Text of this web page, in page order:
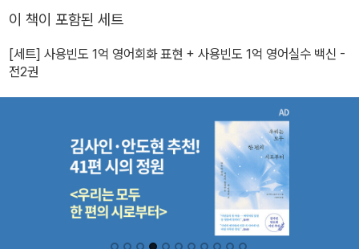
이 책이 포함된 세트
[세트] 사용빈도 1억 영어회화 표현 + 사용빈도 1억 영어실수 백신 -
전2권